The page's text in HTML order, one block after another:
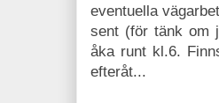
eventuella
sent (för tänk om
åka runt kl.6.
efteråt...